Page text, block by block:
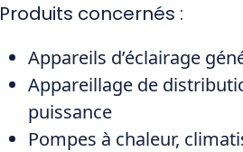
Produits concernés :
Appareils d’éclairage
Appareillage de
puissance
Pompes à chaleur,